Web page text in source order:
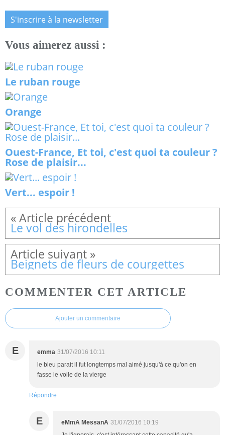
S'inscrire à la newsletter
Vous aimerez aussi :
Le ruban rouge
Orange
Ouest-France, Et toi, c'est quoi ta couleur ?
Rose de plaisir...
Vert... espoir !
Le vol des hirondelles
Beignets de fleurs de courgettes
COMMENTER CET ARTICLE
Ajouter un commentaire
E emma 31/07/2016 10:11
le bleu parait il fut longtemps mal aimé jusqu'à ce qu'on en
fasse le voile de la vierge
Répondre
E eMmA MessanA 31/07/2016 10:19